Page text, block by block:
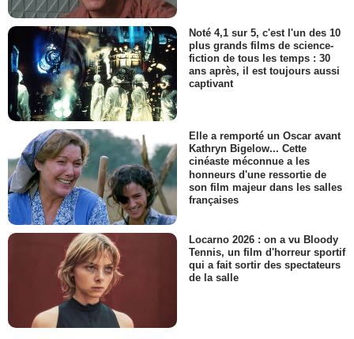
Noté 4,1 sur 5, c'est l'un des 10
plus grands films de science-
fiction de tous les temps : 30
ans après, il est toujours aussi
captivant
Elle a remporté un Oscar avant
Kathryn Bigelow... Cette
cinéaste méconnue a les
honneurs d'une ressortie de
son film majeur dans les salles
françaises
Locarno 2026 : on a vu Bloody
Tennis, un film d'horreur sportif
qui a fait sortir des spectateurs
de la salle